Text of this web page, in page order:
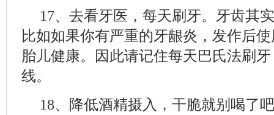
17、去看牙医，每天刷牙。牙齿其
比如如果你有严重的牙龈炎，发作后
胎儿健康。因此请记住每天巴氏法刷
线。
18、降低酒精摄入，干脆就别喝了